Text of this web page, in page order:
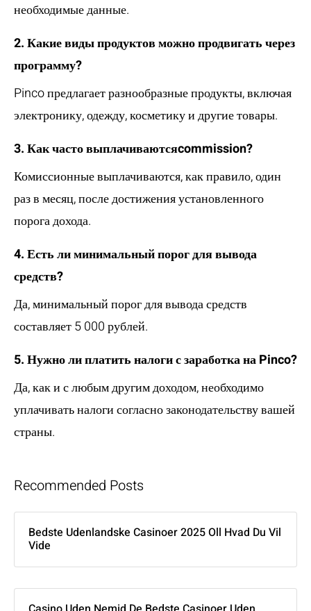
необходимые данные.
2. Какие виды продуктов можно продвигать через
программу?
Pinco предлагает разнообразные продукты, включая
электронику, одежду, косметику и другие товары.
3. Как часто выплачиваютсяcommission?
Комиссионные выплачиваются, как правило, один
раз в месяц, после достижения установленного
порога дохода.
4. Есть ли минимальный порог для вывода
средств?
Да, минимальный порог для вывода средств
составляет 5 000 рублей.
5. Нужно ли платить налоги с заработка на Pinco?
Да, как и с любым другим доходом, необходимо
уплачивать налоги согласно законодательству вашей
страны.
Recommended Posts
Bedste Udenlandske Casinoer 2025 Oll Hvad Du Vil
Vide